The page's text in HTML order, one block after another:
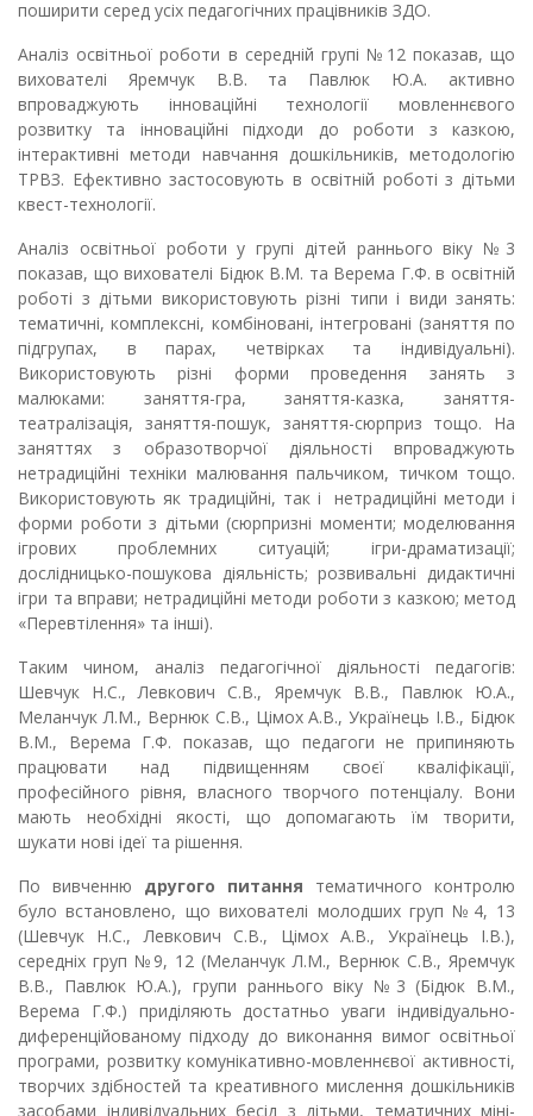
поширити серед усіх педагогічних працівників ЗДО.
Аналіз освітньої роботи в середній групі №12 показав, що
вихователі Яремчук В.В. та Павлюк Ю.А. активно
впроваджують інноваційні технології мовленнєвого
розвитку та інноваційні підходи до роботи з казкою,
інтерактивні методи навчання дошкільників, методологію
ТРВЗ. Ефективно застосовують в освітній роботі з дітьми
квест-технології.
Аналіз освітньої роботи у групі дітей раннього віку №3
показав, що вихователі Бідюк В.М. та Верема Г.Ф. в освітній
роботі з дітьми використовують різні типи і види занять:
тематичні, комплексні, комбіновані, інтегровані (заняття по
підгрупах, в парах, четвірках та індивідуальні).
Використовують різні форми проведення занять з
малюками: заняття-гра, заняття-казка, заняття-
театралізація, заняття-пошук, заняття-сюрприз тощо. На
заняттях з образотворчої діяльності впроваджують
нетрадиційні техніки малювання пальчиком, тичком тощо.
Використовують як традиційні, так і нетрадиційні методи і
форми роботи з дітьми (сюрпризні моменти; моделювання
ігрових проблемних ситуацій; ігри-драматизації;
дослідницько-пошукова діяльність; розвивальні дидактичні
ігри та вправи; нетрадиційні методи роботи з казкою; метод
«Перевтілення» та інші).
Таким чином, аналіз педагогічної діяльності педагогів:
Шевчук Н.С., Левкович С.В., Яремчук В.В., Павлюк Ю.А.,
Меланчук Л.М., Вернюк С.В., Цімох А.В., Українець І.В., Бідюк
В.М., Верема Г.Ф. показав, що педагоги не припиняють
працювати над підвищенням своєї кваліфікації,
професійного рівня, власного творчого потенціалу. Вони
мають необхідні якості, що допомагають їм творити,
шукати нові ідеї та рішення.
По вивченню другого питання тематичного контролю
було встановлено, що вихователі молодших груп №4, 13
(Шевчук Н.С., Левкович С.В., Цімох А.В., Українець І.В.),
середніх груп №9, 12 (Меланчук Л.М., Вернюк С.В., Яремчук
В.В., Павлюк Ю.А.), групи раннього віку №3 (Бідюк В.М.,
Верема Г.Ф.) приділяють достатньо уваги індивідуально-
диференційованому підходу до виконання вимог освітньої
програми, розвитку комунікативно-мовленнєвої активності,
творчих здібностей та креативного мислення дошкільників
засобами індивідуальних бесід з дітьми, тематичних міні-